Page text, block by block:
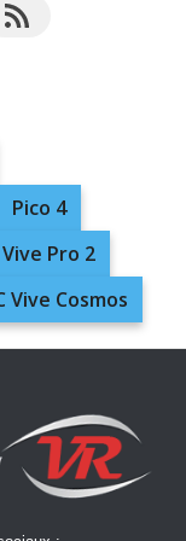
RSS Feed
Pico 4
Pro 2
Vive Cosmos